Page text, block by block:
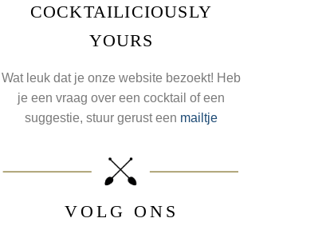
COCKTAILICIOUSLY
YOURS
Wat leuk dat je onze website bezoekt! Heb
je een vraag over een cocktail of een
suggestie, stuur gerust een mailtje
VOLG ONS